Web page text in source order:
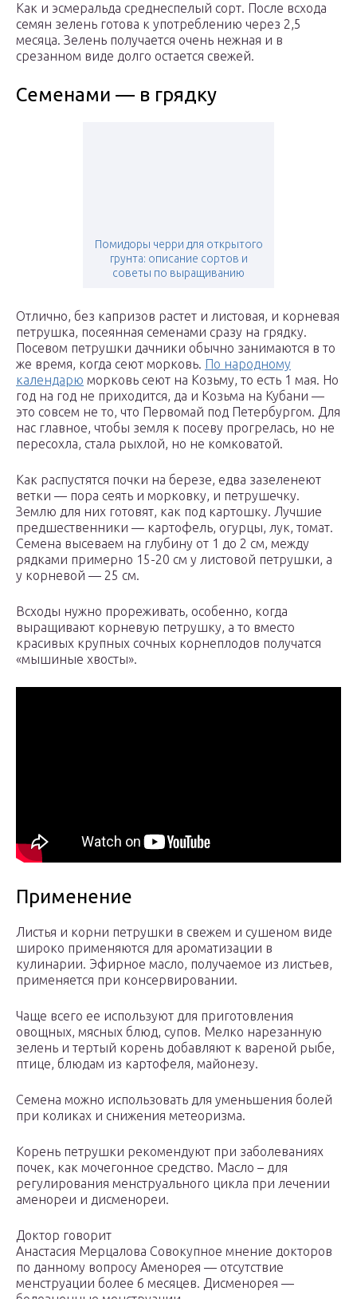
Как и эсмеральда среднеспелый сорт. После всхода
семян зелень готова к употреблению через 2,5
месяца. Зелень получается очень нежная и в
срезанном виде долго остается свежей.
Семенами — в грядку
Помидоры черри для открытого
грунта: описание сортов и
советы по выращиванию
Отлично, без капризов растет и листовая, и корневая
петрушка, посеянная семенами сразу на грядку.
Посевом петрушки дачники обычно занимаются в то
же время, когда сеют морковь. По народному
календарю морковь сеют на Козьму, то есть 1 мая. Но
год на год не приходится, да и Козьма на Кубани —
это совсем не то, что Первомай под Петербургом. Для
нас главное, чтобы земля к посеву прогрелась, но не
пересохла, стала рыхлой, но не комковатой.
Как распустятся почки на березе, едва зазеленеют
ветки — пора сеять и морковку, и петрушечку.
Землю для них готовят, как под картошку. Лучшие
предшественники — картофель, огурцы, лук, томат.
Семена высеваем на глубину от 1 до 2 см, между
рядками примерно 15-20 см у листовой петрушки, а
у корневой — 25 см.
Всходы нужно прореживать, особенно, когда
выращивают корневую петрушку, а то вместо
красивых крупных сочных корнеплодов получатся
«мышиные хвосты».
Применение
Листья и корни петрушки в свежем и сушеном виде
широко применяются для ароматизации в
кулинарии. Эфирное масло, получаемое из листьев,
применяется при консервировании.
Чаще всего ее используют для приготовления
овощных, мясных блюд, супов. Мелко нарезанную
зелень и тертый корень добавляют к вареной рыбе,
птице, блюдам из картофеля, майонезу.
Семена можно использовать для уменьшения болей
при коликах и снижения метеоризма.
Корень петрушки рекомендуют при заболеваниях
почек, как мочегонное средство. Масло – для
регулирования менструального цикла при лечении
аменореи и дисменореи.
Доктор говорит
Анастасия Мерцалова Совокупное мнение докторов
по данному вопросу Аменорея — отсутствие
менструации более 6 месяцев. Дисменорея —